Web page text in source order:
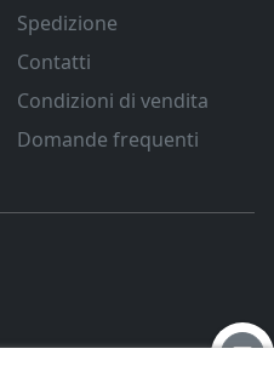
Spedizione
Contatti
Condizioni di vendita
Domande frequenti